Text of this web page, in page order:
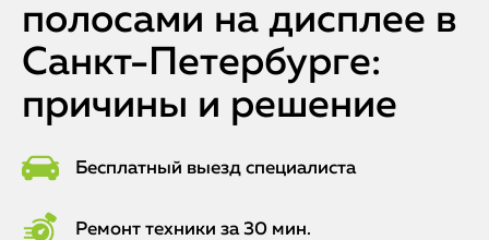
полосами на дисплее в
Санкт-Петербурге:
причины и решение
Бесплатный выезд специалиста
Ремонт техники за 30 мин.